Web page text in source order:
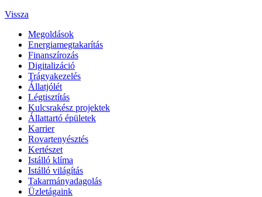
Vissza
Megoldások
Energiamegtakarítás
Finanszírozás
Digitalizáció
Trágyakezelés
Állatjólét
Légtisztítás
Kulcsrakész projektek
Állattartó épületek
Karrier
Rovartenyésztés
Kertészet
Istálló klíma
Istálló világítás
Takarmányadagolás
Üzletágaink